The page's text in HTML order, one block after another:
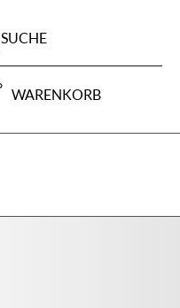
SUCHE
WARENKORB